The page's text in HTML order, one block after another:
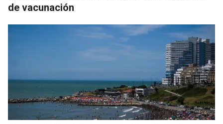
de vacunación